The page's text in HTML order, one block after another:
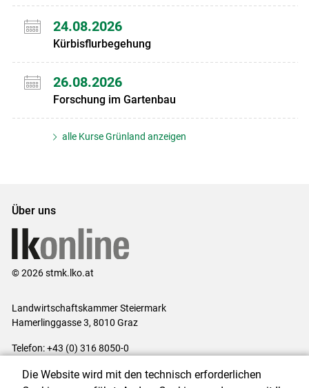
24.08.2026
Kürbisflurbegehung
26.08.2026
Forschung im Gartenbau
alle Kurse Grünland anzeigen
Über uns
© 2026 stmk.lko.at
Landwirtschaftskammer Steiermark
Hamerlinggasse 3, 8010 Graz
Telefon: +43 (0) 316 8050-0
Die Website wird mit den technisch erforderlichen